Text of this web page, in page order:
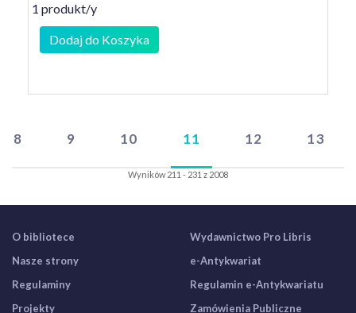
1 produkt/y
Dodaj do Koszyka
8 9 10 11 12 13
Wyników 211 - 231 z 2008
O bibliotece
Nasze strony
Regulaminy
Projekty
Wydawnictwo Pro Libris
e-Antykwariat
Regulamin e-Antykwariatu
Zamówienia Publiczne